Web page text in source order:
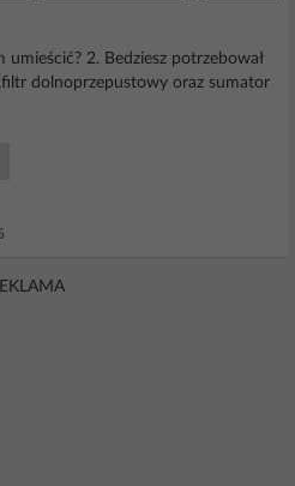
umieścić? 2. Bedziesz potrzebował
dolnoprzepustowy oraz sumator